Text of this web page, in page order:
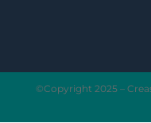
©Copyright 2025 –